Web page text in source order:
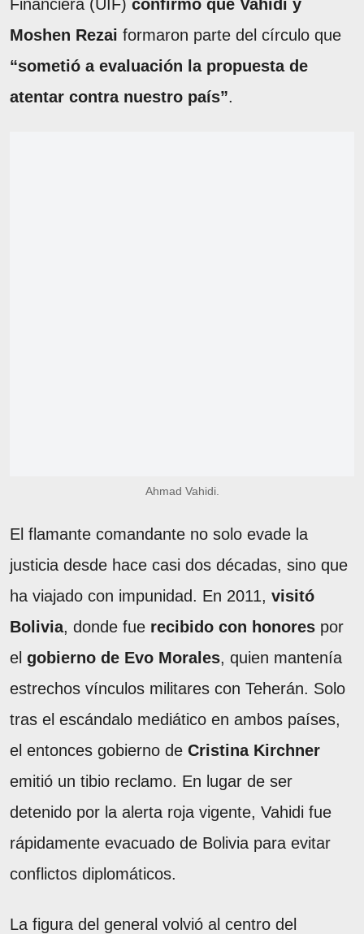
Financiera (UIF) confirmó que Vahidi y
Moshen Rezai formaron parte del círculo que
“sometió a evaluación la propuesta de
atentar contra nuestro país”.
Ahmad Vahidi.
El flamante comandante no solo evade la
justicia desde hace casi dos décadas, sino que
ha viajado con impunidad. En 2011, visitó
Bolivia, donde fue recibido con honores por
el gobierno de Evo Morales, quien mantenía
estrechos vínculos militares con Teherán. Solo
tras el escándalo mediático en ambos países,
el entonces gobierno de Cristina Kirchner
emitió un tibio reclamo. En lugar de ser
detenido por la alerta roja vigente, Vahidi fue
rápidamente evacuado de Bolivia para evitar
conflictos diplomáticos.
La figura del general volvió al centro del